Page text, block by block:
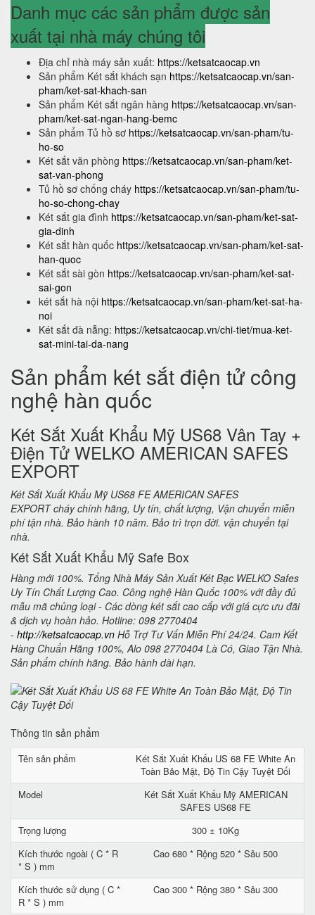
Danh mục các sản phẩm được sản
xuất tại nhà máy chúng tôi
Địa chỉ nhà máy sản xuất: https://ketsatcaocap.vn
Sản phẩm Két sắt khách sạn https://ketsatcaocap.vn/san-
pham/ket-sat-khach-san
Sản phẩm Két sắt ngân hàng https://ketsatcaocap.vn/san-
pham/ket-sat-ngan-hang-bemc
Sản phẩm Tủ hồ sơ https://ketsatcaocap.vn/san-pham/tu-
ho-so
Két sắt văn phòng https://ketsatcaocap.vn/san-pham/ket-
sat-van-phong
Tủ hồ sơ chống cháy https://ketsatcaocap.vn/san-pham/tu-
ho-so-chong-chay
Két sắt gia đình https://ketsatcaocap.vn/san-pham/ket-sat-
gia-dinh
Két sắt hàn quốc https://ketsatcaocap.vn/san-pham/ket-sat-
han-quoc
Két sắt sài gòn https://ketsatcaocap.vn/san-pham/ket-sat-
sai-gon
két sắt hà nội https://ketsatcaocap.vn/san-pham/ket-sat-ha-
noi
Két sắt đà nẵng: https://ketsatcaocap.vn/chi-tiet/mua-ket-
sat-mini-tai-da-nang
Sản phẩm két sắt điện tử công
nghệ hàn quốc
Két Sắt Xuất Khẩu Mỹ US68 Vân Tay +
Điện Tử WELKO AMERICAN SAFES
EXPORT
Két Sắt Xuất Khẩu Mỹ US68 FE AMERICAN SAFES
EXPORT cháy chính hãng, Uy tín, chất lượng, Vận chuyển miễn
phí tận nhà. Bảo hành 10 năm. Bảo trì trọn đời. vận chuyển tại
nhà.
Két Sắt Xuất Khẩu Mỹ Safe Box
Hàng mới 100%. Tổng Nhà Máy Sản Xuất Két Bạc WELKO Safes
Uy Tín Chất Lượng Cao. Công nghệ Hàn Quốc 100% với đầy đủ
mẫu mã chủng loại - Các dòng két sắt cao cấp với giá cực ưu đãi
& dịch vụ hoàn hảo. Hotline: 098 2770404
- http://ketsatcaocap.vn Hỗ Trợ Tư Vấn Miễn Phí 24/24. Cam Kết
Hàng Chuẩn Hãng 100%, Alo 098 2770404 Là Có, Giao Tận Nhà.
Sản phẩm chính hãng. Bảo hành dài hạn.
Thông tin sản phẩm
Tên sản phẩm
Két Sắt Xuất Khẩu US 68 FE White An
Toàn Bảo Mật, Độ Tin Cậy Tuyệt Đối
Model
Két Sắt Xuất Khẩu Mỹ AMERICAN
SAFES US68 FE
Trọng lượng
300 ± 10Kg
Kích thước ngoài ( C * R
* S ) mm
Cao 680 * Rộng 520 * Sâu 500
Kích thước sử dụng ( C *
R * S ) mm
Cao 300 * Rộng 380 * Sâu 300